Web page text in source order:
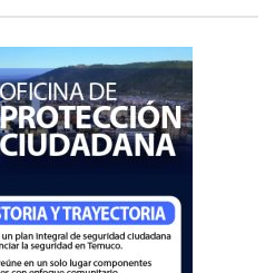
: